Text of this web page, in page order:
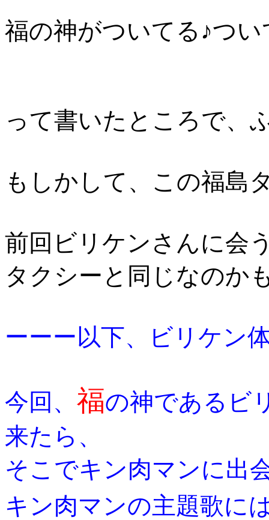
福の神がついてる♪つい
って書いたところで、
もしかして、この福島
前回ビリケンさんに会
タクシーと同じなのか
ーーー以下、ビリケン
今回、 福の神であるビ
来たら、
そこでキン肉マンに出
キン肉マンの主題歌に